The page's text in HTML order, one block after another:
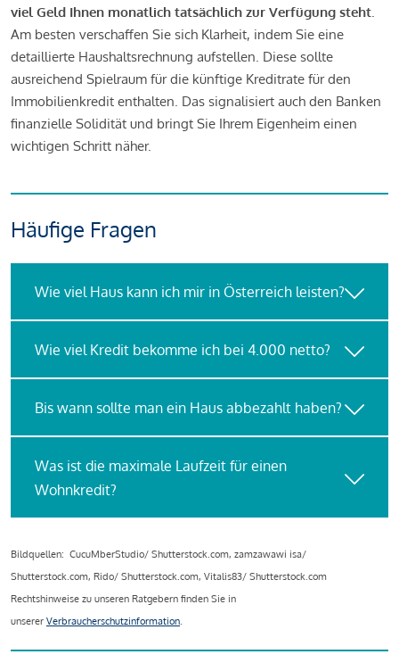
viel Geld Ihnen monatlich tatsächlich zur Verfügung steht.
Am besten verschaffen Sie sich Klarheit, indem Sie eine
detaillierte Haushaltsrechnung aufstellen. Diese sollte
ausreichend Spielraum für die künftige Kreditrate für den
Immobilienkredit enthalten. Das signalisiert auch den Banken
finanzielle Solidität und bringt Sie Ihrem Eigenheim einen
wichtigen Schritt näher.
Häufige Fragen
Wie viel Haus kann ich mir in Österreich leisten?
Wie viel Kredit bekomme ich bei 4.000 netto?
Bis wann sollte man ein Haus abbezahlt haben?
Was ist die maximale Laufzeit für einen
Wohnkredit?
Bildquellen: CucuMberStudio/ Shutterstock.com, zamzawawi isa/
Shutterstock.com, Rido/ Shutterstock.com, Vitalis83/ Shutterstock.com
Rechtshinweise zu unseren Ratgebern finden Sie in
unserer Verbraucherschutzinformation.